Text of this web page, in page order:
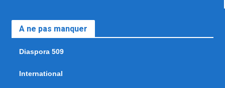
A ne pas manquer
Diaspora 509
International